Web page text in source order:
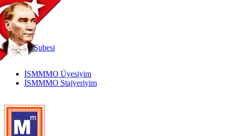
TR
|
EN
İnternetŞubesi
İSMMMO Üyesiyim
İSMMMO Stajyeriyim